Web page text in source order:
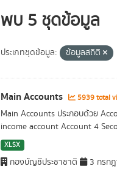
พบ 5 ชุดข้อมูล
ประเภทชุดข้อมูล: ข้อมูลสถิติ
Main Accounts 5939 total
Main Accounts ประกอบด้วย
income account Account 4
XLSX
กองบัญชีประชาชาติ 3 กรก